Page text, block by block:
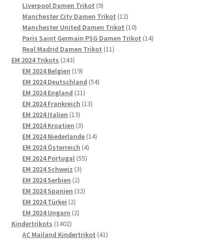
Liverpool Damen Trikot 99
Produkte
Manchester City Damen Trikot 1212
Produkte
Manchester United Damen Trikot 1010
Produkte
Paris Saint Germain PSG Damen Trikot 1414
Real Madrid Damen Trikot 1111
EM 2024 Trikots 243243
Produkte
EM 2024 Belgien 1919
Produkte
EM 2024 Deutschland 5454
EM 2024 England 2121
Produkte
EM 2024 Frankreich 1313
EM 2024 Italien 1313
Produkte
EM 2024 Kroatien 33
Produkte
EM 2024 Niederlande 1414
EM 2024 Österreich 44
EM 2024 Portugal 5555
EM 2024 Schweiz 33
EM 2024 Serbien 22
Produkte
EM 2024 Spanien 3232
EM 2024 Türkei 22
Produkte
EM 2024 Ungarn 22
Kindertrikots 14021402
Produkte
AC Mailand Kindertrikot 4141